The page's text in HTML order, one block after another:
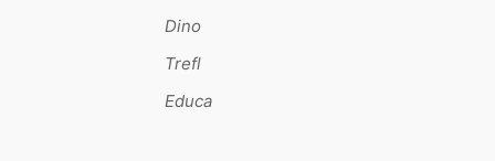
Dino
Trefl
Educa